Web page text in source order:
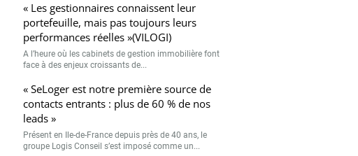
« Les gestionnaires connaissent leur
portefeuille, mais pas toujours leurs
performances réelles »(VILOGI)
A l’heure où les cabinets de gestion immobilière font
face à des enjeux croissants de...
« SeLoger est notre première source de
contacts entrants : plus de 60 % de nos
leads »
Présent en Ile-de-France depuis près de 40 ans, le
groupe Logis Conseil s’est imposé comme un...